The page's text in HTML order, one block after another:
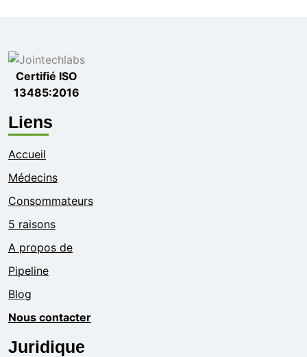
Certifié ISO
13485:2016
Liens
Accueil
Médecins
Consommateurs
5 raisons
A propos de
Pipeline
Blog
Nous contacter
Juridique